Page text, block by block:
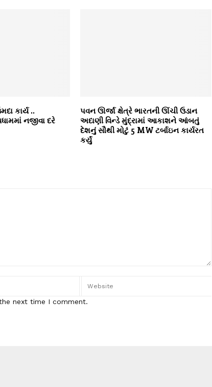
કાર્ય ..
નજીવા દરે
પવન ઊર્જા ક્ષેત્રે ભારતની ઊંચી ઉડાન
અદાણી વિન્ડે મુંદ્રામાં આકાશને આંબતું
દેશનું સૌથી મોટું 5 MW ટર્બાઇન કાર્યરત
કર્યું
next time I comment.